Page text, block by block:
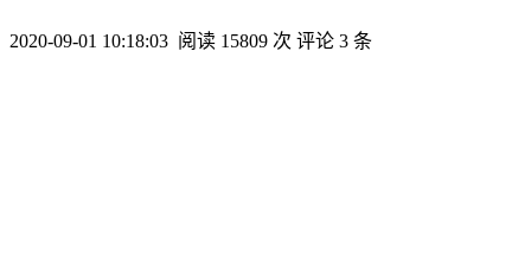
2020-09-01 10:18:03 阅读 15809 次 评论 3 条